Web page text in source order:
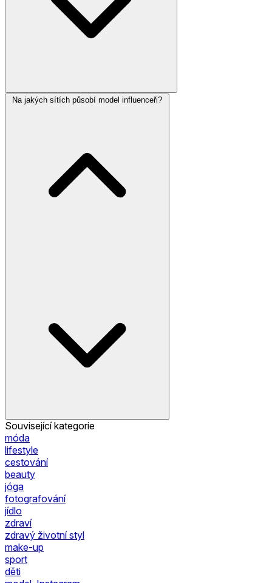
Na jakých sítích působí model influenceři?
Související kategorie
móda
lifestyle
cestování
beauty
jóga
fotografování
jídlo
zdraví
zdravý životní styl
make-up
sport
děti